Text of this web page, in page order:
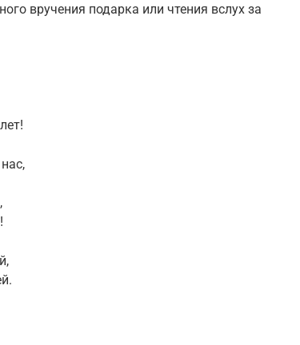
вручения подарка или чтения вслух за